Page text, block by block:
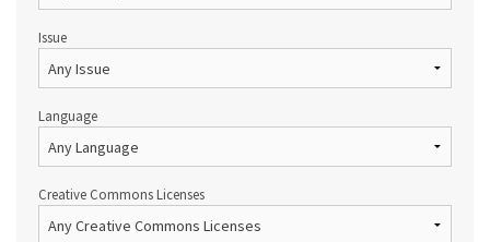
Issue
Language
Creative Commons Licenses